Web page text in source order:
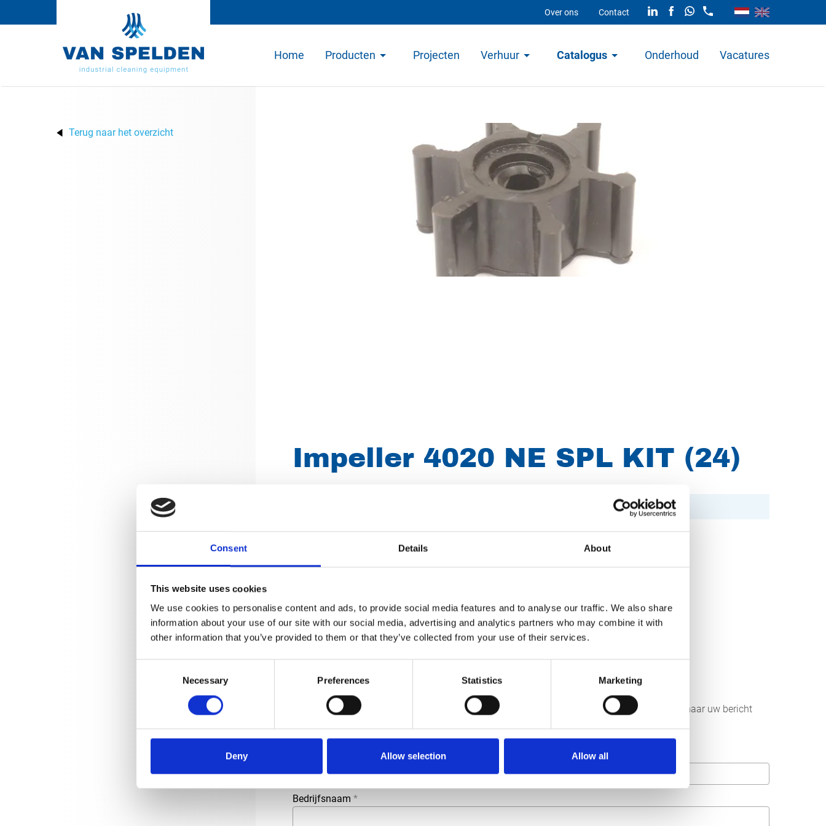
Consent Details About
This website uses cookies
We use cookies to personalise content and ads, to provide social media features and to analyse our traffic. We also share
information about your use of our site with our social media, advertising and analytics partners who may combine it with
other information that you’ve provided to them or that they’ve collected from your use of their services.
Necessary Preferences Statistics Marketing
Deny Allow selection Allow all
Over ons Contact
Home Producten Projecten Verhuur Catalogus Onderhoud Vacatures
Terug naar het overzicht
Impeller 4020 NE SPL KIT (24)
Groep Onderdelen
Meer informatie?
Alle vragen en opmerkingen kunt u via onderstaand formulier aan ons sturen. Wij streven ernaar uw bericht
binnen 1 werkdag te beantwoorden.
Voor- en achternaam *
Bedrijfsnaam *